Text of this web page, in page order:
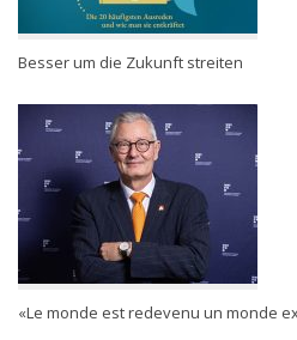
Besser um die Zukunft streiten
«Le monde est redevenu un monde